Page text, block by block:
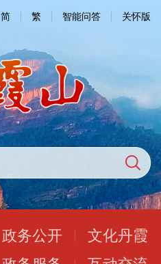
简 繁 智能问答 关怀版
政务公开
文化丹霞